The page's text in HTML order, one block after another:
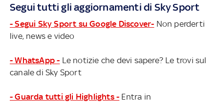
Segui tutti gli aggiornamenti di Sky Sport
- Segui Sky Sport su Google Discover- Non perderti
live, news e video
- WhatsApp - Le notizie che devi sapere? Le trovi sul
canale di Sky Sport
- Guarda tutti gli Highlights - Entra in